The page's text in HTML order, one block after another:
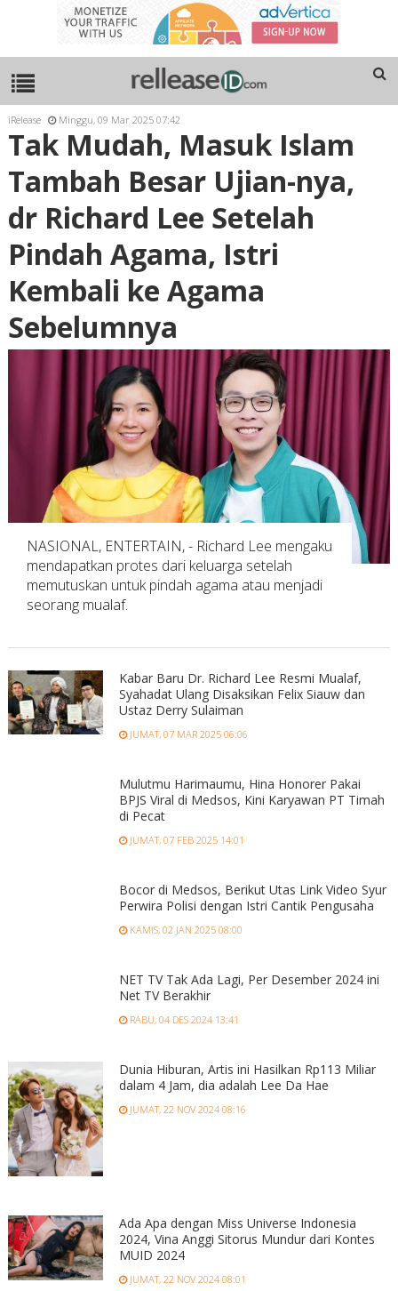
iRelease Minggu, 09 Mar 2025 07:42
Tak Mudah, Masuk Islam
Tambah Besar Ujian-nya,
dr Richard Lee Setelah
Pindah Agama, Istri
Kembali ke Agama
Sebelumnya
NASIONAL, ENTERTAIN, - Richard Lee mengaku
mendapatkan protes dari keluarga setelah
memutuskan untuk pindah agama atau menjadi
seorang mualaf.
Kabar Baru Dr. Richard Lee Resmi Mualaf,
Syahadat Ulang Disaksikan Felix Siauw dan
Ustaz Derry Sulaiman
JUMAT, 07 MAR 2025 06:06
Mulutmu Harimaumu, Hina Honorer Pakai
BPJS Viral di Medsos, Kini Karyawan PT Timah
di Pecat
JUMAT, 07 FEB 2025 14:01
Bocor di Medsos, Berikut Utas Link Video Syur
Perwira Polisi dengan Istri Cantik Pengusaha
KAMIS, 02 JAN 2025 08:00
NET TV Tak Ada Lagi, Per Desember 2024 ini
Net TV Berakhir
RABU, 04 DES 2024 13:41
Dunia Hiburan, Artis ini Hasilkan Rp113 Miliar
dalam 4 Jam, dia adalah Lee Da Hae
JUMAT, 22 NOV 2024 08:16
Ada Apa dengan Miss Universe Indonesia
2024, Vina Anggi Sitorus Mundur dari Kontes
MUID 2024
JUMAT, 22 NOV 2024 08:01